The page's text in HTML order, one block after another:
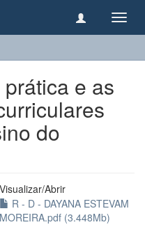
e as
do
Visualizar/Abrir
R - D - DAYANA ESTEVAM
MOREIRA.pdf (3.448Mb)